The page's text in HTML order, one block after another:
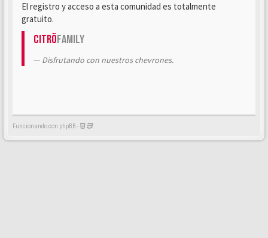
El registro y acceso a esta comunidad es totalmente
gratuito.
CitröFamily
Disfrutando con nuestros chevrones.
Funcionando con phpBB -